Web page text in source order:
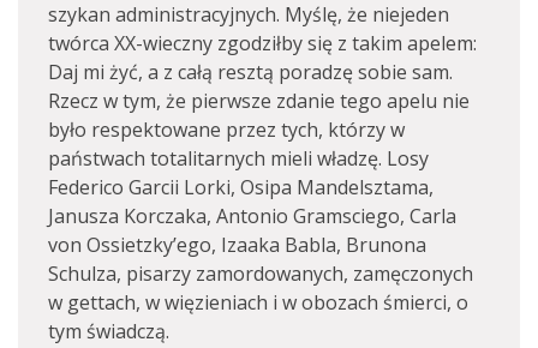
szykan administracyjnych. Myślę, że niejeden
twórca XX-wieczny zgodziłby się z takim apelem:
Daj mi żyć, a z całą resztą poradzę sobie sam.
Rzecz w tym, że pierwsze zdanie tego apelu nie
było respektowane przez tych, którzy w
państwach totalitarnych mieli władzę. Losy
Federico Garcii Lorki, Osipa Mandelsztama,
Janusza Korczaka, Antonio Gramsciego, Carla
von Ossietzky’ego, Izaaka Babla, Brunona
Schulza, pisarzy zamordowanych, zamęczonych
w gettach, w więzieniach i w obozach śmierci, o
tym świadczą.